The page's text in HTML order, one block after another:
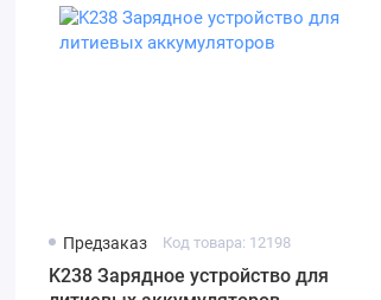
Предзаказ Код товара: 12198
K238 Зарядное устройство для